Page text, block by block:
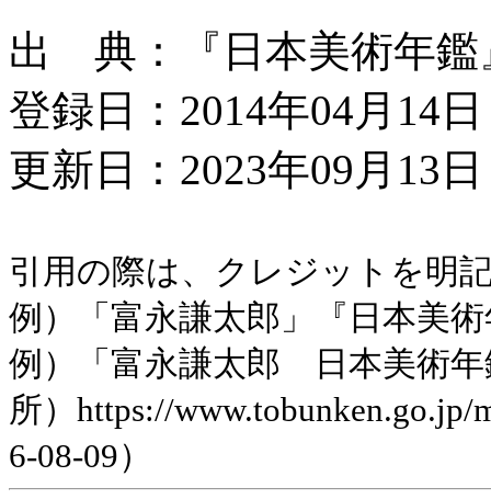
出 典：『日本美術年鑑
登録日：2014年04月14日
更新日：2023年09月13
引用の際は、クレジットを明
例）「富永謙太郎」『日本美
例）「富永謙太郎 日本美術年
所）https://
6-08-09）